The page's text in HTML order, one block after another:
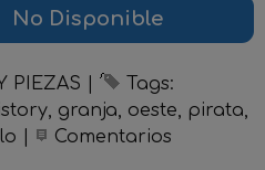
No Disponible
PIEZAS
Tags:
granja oeste
pirata
Comentarios